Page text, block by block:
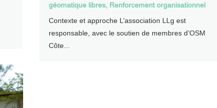
géomatique libres, Renforcement organisationnel
Contexte et approche L’association LLg est
responsable, avec le soutien de membres d’OSM
Côte...